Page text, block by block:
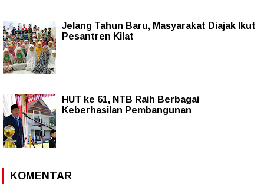
Jelang Tahun Baru, Masyarakat Diajak Ikut
Pesantren Kilat
HUT ke 61, NTB Raih Berbagai
Keberhasilan Pembangunan
KOMENTAR